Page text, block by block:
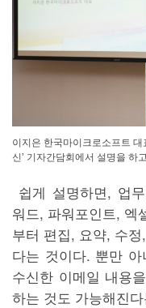
이지은 한국마이크로소프트
신’ 기자간담회에서 설명을 하
쉽게 설명하면, 업
워드, 파워포인트, 엑
부터 편집, 요약, 수
다는 것이다. 뿐만
수신한 이메일 내용
하는 것도 가능해진